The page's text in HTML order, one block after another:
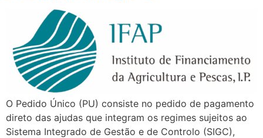
O Pedido Único (PU) consiste no pedido de pagamento
direto das ajudas que integram os regimes sujeitos ao
Sistema Integrado de Gestão e de Controlo (SIGC),